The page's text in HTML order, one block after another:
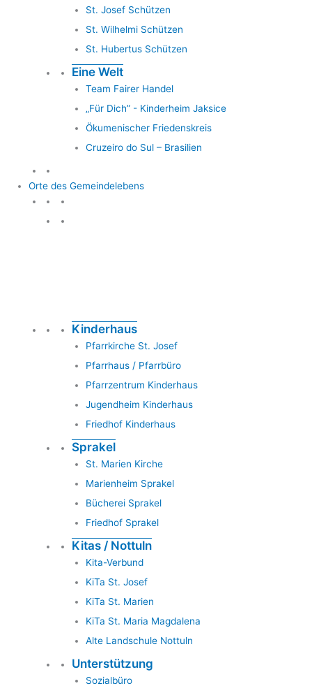
St. Josef Schützen
St. Wilhelmi Schützen
St. Hubertus Schützen
Eine Welt
Team Fairer Handel
„Für Dich” - Kinderheim Jaksice
Ökumenischer Friedenskreis
Cruzeiro do Sul – Brasilien
Orte des Gemeindelebens
Kinderhaus
Pfarrkirche St. Josef
Pfarrhaus / Pfarrbüro
Pfarrzentrum Kinderhaus
Jugendheim Kinderhaus
Friedhof Kinderhaus
Sprakel
St. Marien Kirche
Marienheim Sprakel
Bücherei Sprakel
Friedhof Sprakel
Kitas / Nottuln
Kita-Verbund
KiTa St. Josef
KiTa St. Marien
KiTa St. Maria Magdalena
Alte Landschule Nottuln
Unterstützung
Sozialbüro